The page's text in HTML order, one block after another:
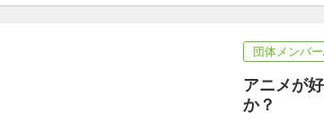
団体メンバ
アニメが
か？